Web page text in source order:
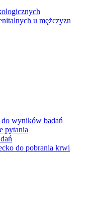
u mężczyzn
wyników badań
pytania
do pobrania krwi